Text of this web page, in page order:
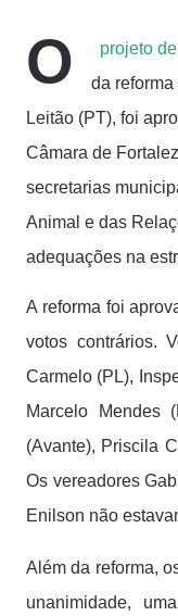
O projeto
da
Leitão (PT), foi
Câmara de
secretarias
Animal e das
adequações na
A reforma foi
votos contrários.
Carmelo (PL),
Marcelo Mendes
(Avante), Priscila
Os vereadores
Enilson não
Além da reforma,
unanimidade,